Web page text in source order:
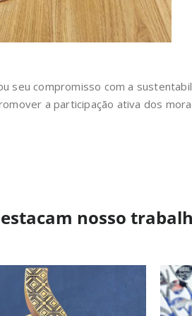
seu compromisso com a
a participação ativa dos
nosso